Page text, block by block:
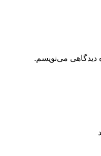
دیدگاهی می‌نویسم.